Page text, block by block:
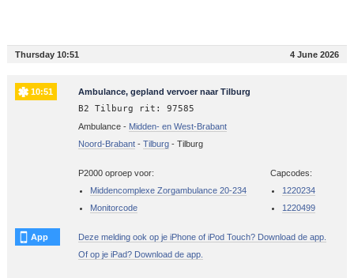
Thursday 10:51 4 June 2026
10:51 Ambulance, gepland vervoer naar Tilburg
B2 Tilburg rit: 97585
Ambulance - Midden- en West-Brabant
Noord-Brabant- Tilburg- Tilburg
P2000 oproep voor:
Middencomplexe Zorgambulance 20-234
Monitorcode
Capcodes:
1220234
1220499
App
Deze melding ook op je iPhone of iPod Touch? Download de app.
Of op je iPad? Download de app.